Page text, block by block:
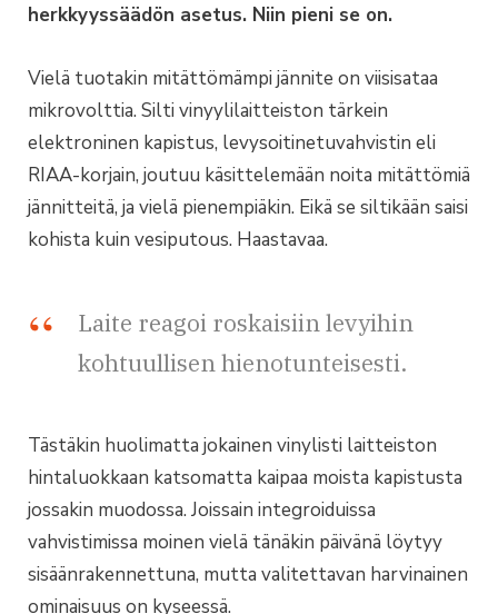
herkkyyssäädön asetus. Niin pieni se on.
Vielä tuotakin mitättömämpi jännite on viisisataa
mikrovolttia. Silti vinyylilaitteiston tärkein
elektroninen kapistus, levysoitinetuvahvistin eli
RIAA-korjain, joutuu käsittelemään noita mitättömiä
jännitteitä, ja vielä pienempiäkin. Eikä se siltikään saisi
kohista kuin vesiputous. Haastavaa.
Laite reagoi roskaisiin levyihin
kohtuullisen hienotunteisesti.
Tästäkin huolimatta jokainen vinylisti laitteiston
hintaluokkaan katsomatta kaipaa moista kapistusta
jossakin muodossa. Joissain integroiduissa
vahvistimissa moinen vielä tänäkin päivänä löytyy
sisäänrakennettuna, mutta valitettavan harvinainen
ominaisuus on kyseessä.